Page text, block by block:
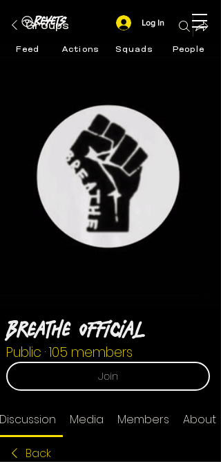
Feed Actions Squads People
Log In
Groups
Breathe Official
Public ·105 members
Join
Discussion Media Members About
Back